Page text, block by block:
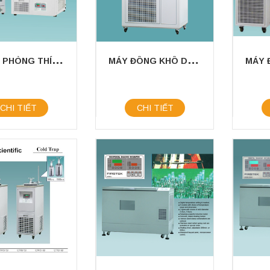
T
Ủ ẤM PHÒNG THÍ NGHIỆM FIRSTEK SCIENTIFIC
CHI TIẾT
M
ÁY ĐÔNG KHÔ DẠNG TỦ FIRSTEK SCIENTIFIC
CHI TIẾT